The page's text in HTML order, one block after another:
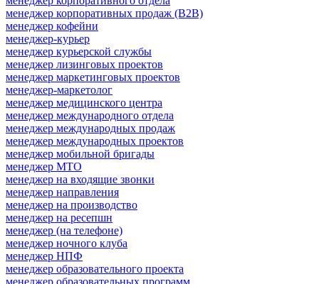
менеджер корпоративных продаж (B2B)
менеджер кофейни
менеджер-курьер
менеджер курьерской службы
менеджер лизинговых проектов
менеджер маркетинговых проектов
менеджер-маркетолог
менеджер медицинского центра
менеджер международного отдела
менеджер международных продаж
менеджер международных проектов
менеджер мобильной бригады
менеджер МТО
менеджер на входящие звонки
менеджер направления
менеджер на производство
менеджер на ресепшн
менеджер (на телефоне)
менеджер ночного клуба
менеджер НПФ
менеджер образовательного проекта
менеджер образовательных программ